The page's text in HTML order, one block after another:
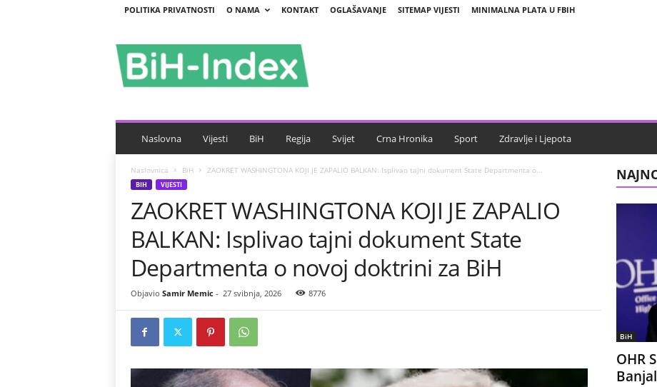
POLITIKA PRIVATNOSTI O NAMA KONTAKT OGLAŠAVANJE SITEMAP VIJESTI MINIMALNA PLATA U FBIH
i
H
d
x
Naslovna Vijesti BiH Regija Svijet Crna Hronika Sport Zdravlje i Ljepota
Naslovnica BiH ZAOKRET WASHINGTONA KOJI JE ZAPALIO BALKAN: Isplivao tajni dokument State Departmenta o...
BIH VIJESTI
ZAOKRET WASHINGTONA KOJI JE ZAPALIO
BALKAN: Isplivao tajni dokument State
Departmenta o novoj doktrini za BiH
Objavio Samir Memic- 27 svibnja, 2026 8776
BiH
OHR